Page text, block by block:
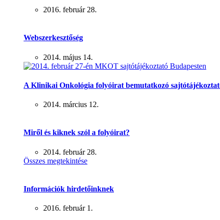
2016. február 28.
Webszerkesztőség
2014. május 14.
A Klinikai Onkológia folyóirat bemutatkozó
2014. március 12.
Miről és kiknek szól a folyóirat?
2014. február 28.
Összes megtekintése
Információk hirdetőinknek
2016. február 1.